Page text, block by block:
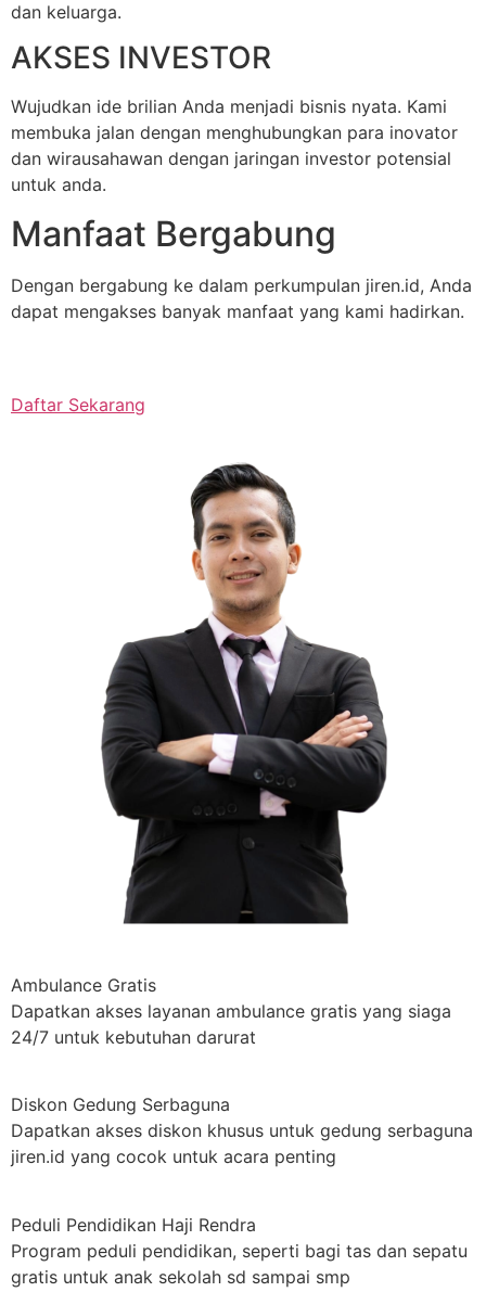
dan keluarga.
AKSES INVESTOR
Wujudkan ide brilian Anda menjadi bisnis nyata. Kami
membuka jalan dengan menghubungkan para inovator
dan wirausahawan dengan jaringan investor potensial
untuk anda.
Manfaat Bergabung
Dengan bergabung ke dalam perkumpulan jiren.id, Anda
dapat mengakses banyak manfaat yang kami hadirkan.
Daftar Sekarang
Ambulance Gratis
Dapatkan akses layanan ambulance gratis yang siaga
24/7 untuk kebutuhan darurat
Diskon Gedung Serbaguna
Dapatkan akses diskon khusus untuk gedung serbaguna
jiren.id yang cocok untuk acara penting
Peduli Pendidikan Haji Rendra
Program peduli pendidikan, seperti bagi tas dan sepatu
gratis untuk anak sekolah sd sampai smp